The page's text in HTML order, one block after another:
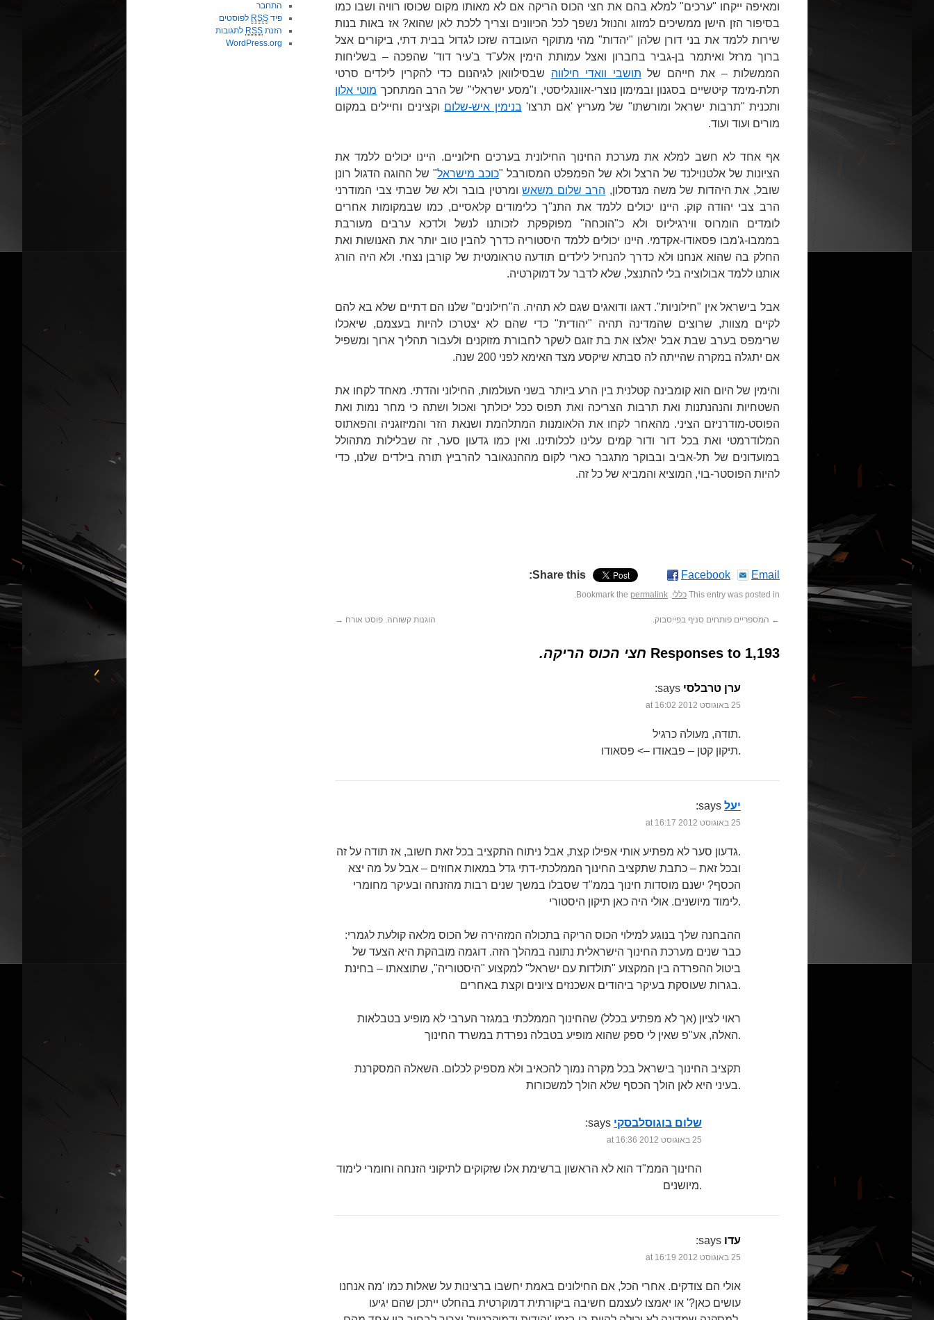
ומאיפה ייקחו "ערכים" למלא בהם את חצי הכוס הריקה אם לא מאותו מקום שכוסו רוויה ושבו כמו
בסיפור הזן הישן ממשיכים למזוג והנוזל נשפך לכל הכיוונים וצריך ללכת לאן שהוא? אז באות בנות
שירות ללמד את בני דורן שלהן "יהדות" מהי מתוקף העובדה שזכו לגדול בבית דתי, ביקורים אצל
ברוך מרזל ואיתמר בן-גביר בחברון ואצל עמותת הימין אלע"ד ב'עיר דוד' שהפכה – בשליחות
הממשלות – את חייהם של תושבי וואדי חילווה שבסילוואן לגיהנום כדי להקרין לילדים סרטי
תלת-מימד קיטשיים בסגנון ובמימון נוצרי-אוונגליסטי, ו"מסע ישראלי" של הרב המתחכך מוטי אלון
ותכנית "תרבות ישראל ומורשתו" של מעריץ 'אם תרצו' בנימין איש-שלום וקצינים וחיילים במקום
מורים ועוד ועוד.
אף אחד לא חשב למלא את מערכת החינוך החילונית בערכים חילוניים. היינו יכולים ללמד את
הציונות של אלטנוילנד של הרצל ולא של הפמפלט המסורבל "כוכב מישראל" של ההוגה הדגול רונן
שובל, את היהדות של משה מנדסלון, הרב שלום משאשומרטין בובר ולא של שבתי צבי המודרני
הרב צבי יהודה קוק. היינו יכולים ללמד את התנ"ך כלימודים קלאסיים, כמו שבמקומות אחרים
לומדים הומרוס ווירגיליוס ולא כ"הוכחה" מפוקפקת לזכותנו לנשל ולדכא ערבים מעורבת
בממבו-ג'מבו פסאודו-אקדמי. היינו יכולים ללמד היסטוריה כדרך להבין טוב יותר את האנושות ואת
החלק בה שהוא אנחנו ולא כדרך להנחיל לילדים תודעה טראומטית של קורבן נצחי. ולא היה הורג
אותנו ללמד אבולוציה בלי להתנצל, שלא לדבר על דמוקרטיה.
אבל בישראל אין "חילוניות". דאגו ודואגים שגם לא תהיה. ה"חילונים" שלנו הם דתיים שלא בא להם
לקיים מצוות, שרוצים שהמדינה תהיה "יהודית" כדי שהם לא יצטרכו להיות בעצמם, שיאכלו
שרימפס בערב שבת אבל יאלצו את בת זוגם לשקר לחבורת מזוקנים ולעבור תהליך ארוך ומשפיל
אם יתגלה במקרה שהייתה לה סבתא שיקסע מצד האימא לפני 200 שנה.
והימין של היום הוא קומבינה קטלנית בין הרע ביותר בשני העולמות, החילוני והדתי. מאחד לקחו את
השטחיות והנהנתנות ואת תרבות הצריכה ואת תפוס ככל יכולתך ואכול ושתה כי מחר נמות ואת
הפוסט-מודרניזם הציני. מהאחר לקחו את הלאומנות המתלהמת ושנאת הזר והמיזוגניה והפאתוס
המלודרמטי ואת בכל דור ודור קמים עלינו לכלותינו. ואין כמו גדעון סער, זה שבלילות מתהולל
במועדונים של תל-אביב ובבוקר מתגבר כארי לקום מההנגאובר להרביץ תורה בילדים שלנו, כדי
להיות הפוסטר-בוי, המוציא והמביא של כל זה.
Share this: Facebook Email
This entry was posted in כללי. Bookmark the
permalink
.
← המספריים פותחים סניף בפייסבוק. הוגנות קשוחה. פוסט אורח →
1,193 Responses to חצי הכוס הריקה.
ערן טרבלסי says:
25 באוגוסט 2012 at 16:02
תודה, מעולה כרגיל.
תיקון קטן – פבאודו –> פסאודו.
יעל says:
25 באוגוסט 2012 at 16:17
גדעון סער לא מפתיע אותי אפילו קצת, אבל ניתוח התקציב בכל זאת חשוב, אז תודה על זה.
ובכל זאת – כתבת שתקציב החינוך הממלכתי-דתי גדל במאות אחוזים – אבל על מה יצא
הכסף? ישנם מוסדות חינוך בממ"ד שסבלו במשך שנים רבות מהזנחה ובעיקר מחומרי
לימוד מיושנים. אולי היה כאן תיקון היסטורי.
ההבחנה שלך בנוגע למילוי הכוס הריקה בתכולה המזהירה של הכוס מלאה קולעת לגמרי:
כבר שנים מערכת החינוך הישראלית נתונה במהלך הזה. דוגמה מובהקת היא הצעד של
ביטול ההפרדה בין המקצוע "תולדות עם ישראל" למקצוע "היסטוריה", שתוצאתו – בחינת
בגרות שעוסקת בעיקר ביהודים אשכנזים ציונים וקצת באחרים.
ראוי לציון (אך לא מפתיע בכלל) שהחינוך הממלכתי במגזר הערבי לא מופיע בטבלאות
האלה, אע"פ שאין לי ספק שהוא מופיע בטבלה נפרדת במשרד החינוך.
תקציב החינוך בישראל בכל מקרה נמוך להכאיב ולא מספיק לכלום. השאלה המסקרנת
בעיני היא לאן הולך הכסף שלא הולך למשכורות.
שלום בוגוסלבסקי says:
25 באוגוסט 2012 at 16:36
החינוך הממ"ד הוא לא הראשון ברשימת אלו שזקוקים לתיקוני הזנחה וחומרי לימוד
מיושנים.
עדו says:
25 באוגוסט 2012 at 16:19
אולי הם צודקים. אחרי הכל, אם החילונים באמת יחשבו ברצינות על שאלות כמו 'מה אנחנו
עושים כאן?' או יאמצו לעצמם חשיבה ביקורתית דמוקרטית בהחלט ייתכן שהם יגיעו
התחבר
פיד RSS לפוסטים
הזנת RSS לתגובות
WordPress.org